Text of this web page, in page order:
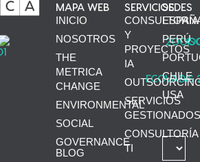
MAPA WEB
INICIO
NOSOTROS
THE
METRICA
CHANGE
ENVIRONMENTAL
SOCIAL
GOVERNANCE
BLOG
SERVICIOS
CONSULTORÍA
Y
PROYECTOS
IA
SERVICIOS
GESTIONADOS
CONSULTORÍA
TI
SEDES
PERÚ
CHILE
USA